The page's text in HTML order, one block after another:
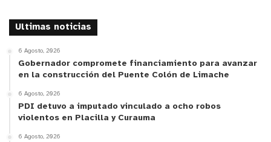
Ultimas noticias
6 Agosto, 2026
Gobernador compromete financiamiento para avanzar
en la construcción del Puente Colón de Limache
6 Agosto, 2026
PDI detuvo a imputado vinculado a ocho robos
violentos en Placilla y Curauma
6 Agosto, 2026